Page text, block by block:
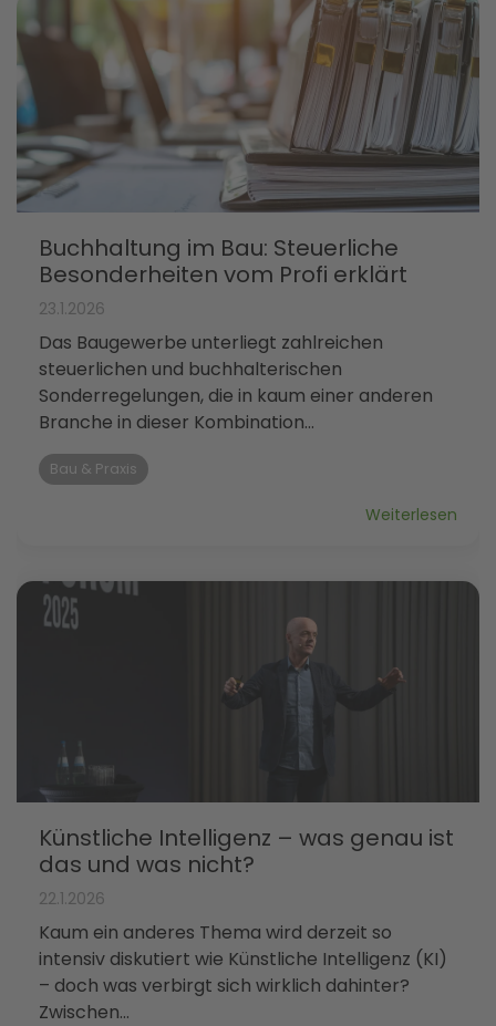
Buchhaltung im Bau: Steuerliche
Besonderheiten vom Profi erklärt
23.1.2026
Das Baugewerbe unterliegt zahlreichen
steuerlichen und buchhalterischen
Sonderregelungen, die in kaum einer anderen
Branche in dieser Kombination...
Bau & Praxis
Weiterlesen
Künstliche Intelligenz – was genau ist
das und was nicht?
22.1.2026
Kaum ein anderes Thema wird derzeit so
intensiv diskutiert wie Künstliche Intelligenz (KI)
– doch was verbirgt sich wirklich dahinter?
Zwischen...